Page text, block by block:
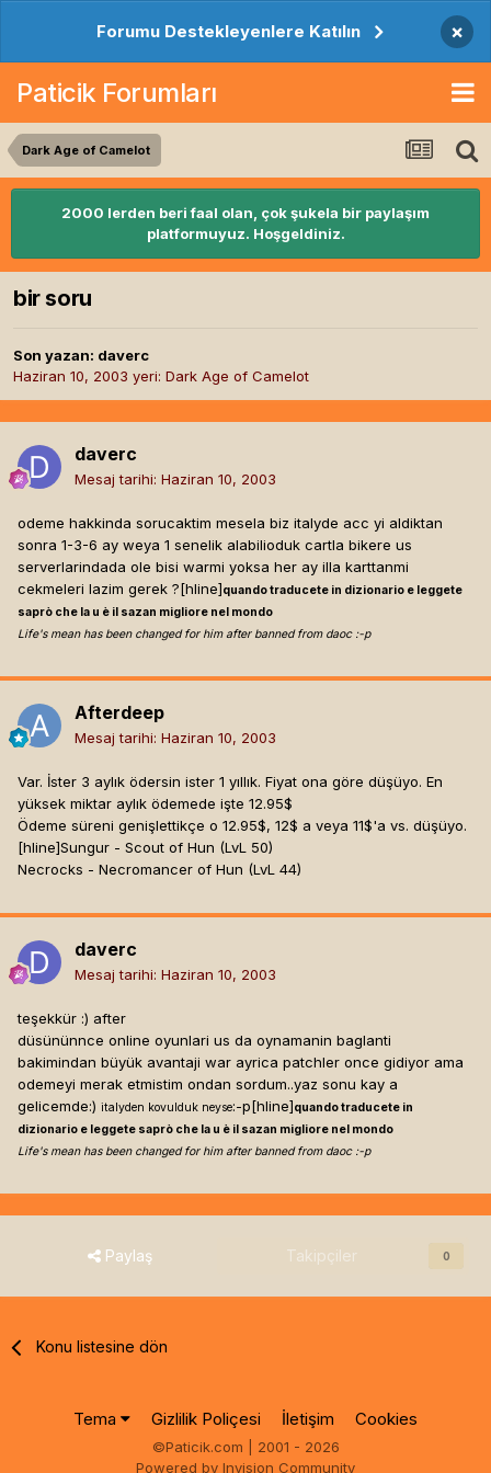
Forumu Destekleyenlere Katılın ×
Paticik Forumları
Dark Age of Camelot
2000 lerden beri faal olan, çok şukela bir paylaşım
platformuyuz. Hoşgeldiniz.
bir soru
Son yazan: daverc
Haziran 10, 2003 yeri: Dark Age of Camelot
daverc
Mesaj tarihi: Haziran 10, 2003
odeme hakkinda sorucaktim mesela biz italyde acc yi aldiktan
sonra 1-3-6 ay weya 1 senelik alabilioduk cartla bikere us
serverlarindada ole bisi warmi yoksa her ay illa karttanmi
cekmeleri lazim gerek ?[hline]quando traducete in dizionario e leggete
saprò che la u è il sazan migliore nel mondo
Life's mean has been changed for him after banned from daoc :-p
Afterdeep
Mesaj tarihi: Haziran 10, 2003
Var. İster 3 aylık ödersin ister 1 yıllık. Fiyat ona göre düşüyo. En
yüksek miktar aylık ödemede işte 12.95$
Ödeme süreni genişlettikçe o 12.95$, 12$ a veya 11$'a vs. düşüyo.
[hline]Sungur - Scout of Hun (LvL 50)
Necrocks - Necromancer of Hun (LvL 44)
daverc
Mesaj tarihi: Haziran 10, 2003
teşekkür :) after
düsününnce online oyunlari us da oynamanin baglanti
bakimindan büyük avantaji war ayrica patchler once gidiyor ama
odemeyi merak etmistim ondan sordum..yaz sonu kay a
gelicemde:) italyden kovulduk neyse:-p[hline]quando traducete in
dizionario e leggete saprò che la u è il sazan migliore nel mondo
Life's mean has been changed for him after banned from daoc :-p
Paylaş Takipçiler 0
Konu listesine dön
Tema Gizlilik Poliçesi İletişim Cookies
©Paticik.com | 2001 - 2026
Powered by Invision Community